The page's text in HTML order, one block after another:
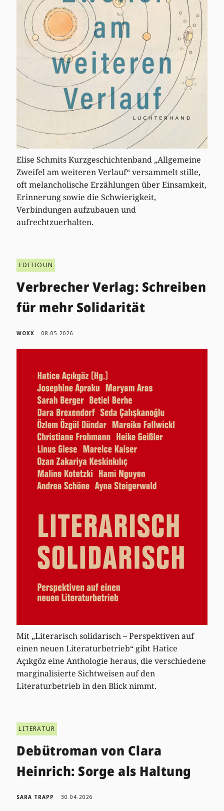
Elise Schmits Kurzgeschichtenband „Allgemeine
Zweifel am weiteren Verlauf“ versammelt stille,
oft melancholische Erzählungen über Einsamkeit,
Erinnerung sowie die Schwierigkeit,
Verbindungen aufzubauen und
aufrechtzuerhalten.
EDITIOUN
Verbrecher Verlag: Schreiben
für mehr Solidarität
WOXX 08.05.2026
Mit „Literarisch solidarisch – Perspektiven auf
einen neuen Literaturbetrieb“ gibt Hatice
Açıkgöz eine Anthologie heraus, die verschiedene
marginalisierte Sichtweisen auf den
Literaturbetrieb in den Blick nimmt.
LITERATUR
Debütroman von Clara
Heinrich: Sorge als Haltung
SARA TRAPP 30.04.2026